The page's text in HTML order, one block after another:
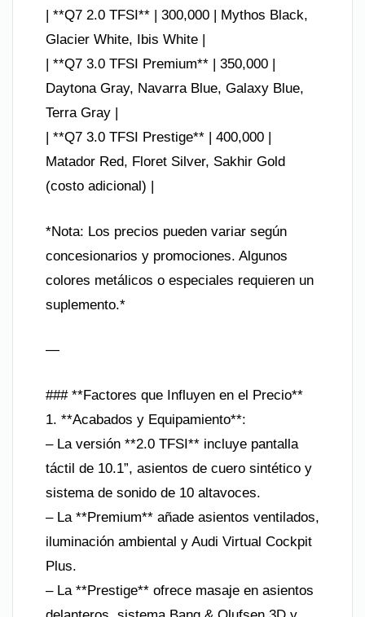
| **Q7 2.0 TFSI** | 300,000 | Mythos Black,
Glacier White, Ibis White |
| **Q7 3.0 TFSI Premium** | 350,000 |
Daytona Gray, Navarra Blue, Galaxy Blue,
Terra Gray |
| **Q7 3.0 TFSI Prestige** | 400,000 |
Matador Red, Floret Silver, Sakhir Gold
(costo adicional) |
*Nota: Los precios pueden variar según
concesionarios y promociones. Algunos
colores metálicos o especiales requieren un
suplemento.*
—
### **Factores que Influyen en el Precio**
1. **Acabados y Equipamiento**:
– La versión **2.0 TFSI** incluye pantalla
táctil de 10.1”, asientos de cuero sintético y
sistema de sonido de 10 altavoces.
– La **Premium** añade asientos ventilados,
iluminación ambiental y Audi Virtual Cockpit
Plus.
– La **Prestige** ofrece masaje en asientos